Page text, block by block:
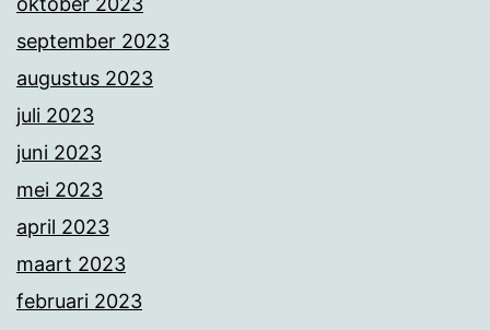
september 2023
augustus 2023
juli 2023
juni 2023
mei 2023
april 2023
maart 2023
februari 2023